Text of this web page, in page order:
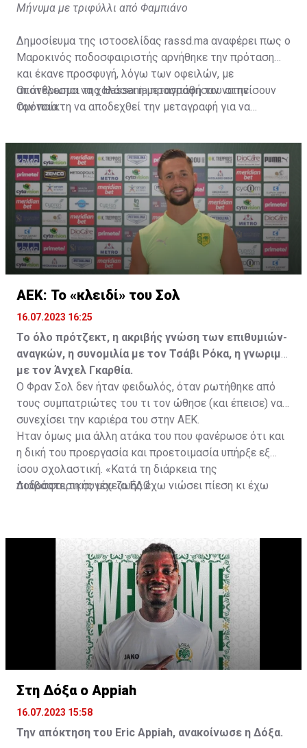
Μήνυμα με τριφύλλι από Φαμπιάνο
Δημοσίευμα της ιστοσελίδας rassd.ma αναφέρει πως ο
Μαροκινός ποδοσφαιριστής αρνήθηκε την πρόταση
και έκανε προσφυγή, λόγω των οφειλών, με
αποτέλεσμα να χαλάσει η μεταγραφή του στην
Ομόνοια.
Οι άνθρωποι της Hassania προσπάθησαν να πείσουν
τον παίκτη να αποδεχθεί την μεταγραφή για να
να λύσει το συμβόλαιό του, ώστε να μετακομίσει
ελεύθερα σε οποιαδήποτε νέα ομάδα το τρέχον
καλοκαίρι.
ΑΕΚ: Το «κλειδί» του Σολ
16.07.2023 16:25
Το όλο πρότζεκτ, η ακριβής γνώση των επιθυμιών-
αναγκών, η συνομιλία με τον Τσάβι Ρόκα, η γνωριμία
με τον Άνχελ Γκαρθία.
Ο Φραν Σολ δεν ήταν φειδωλός, όταν ρωτήθηκε από
τους συμπατριώτες του τι τον ώθησε (και έπεισε) να
συνεχίσει την καριέρα του στην ΑΕΚ.
Ήταν όμως μια άλλη ατάκα του που φανέρωσε ότι και
η δική του προεργασία και προετοιμασία υπήρξε εξ
ίσου σχολαστική. «Κατά τη διάρκεια της
ποδοσφαιρικής μου ζωής έχω νιώσει πίεση κι έχω
Διαβάστε τη συνέχειαΕΔΩ
Στη Δόξα ο Appiah
16.07.2023 15:58
Την απόκτηση του Eric Appiah, ανακοίνωσε η Δόξα.